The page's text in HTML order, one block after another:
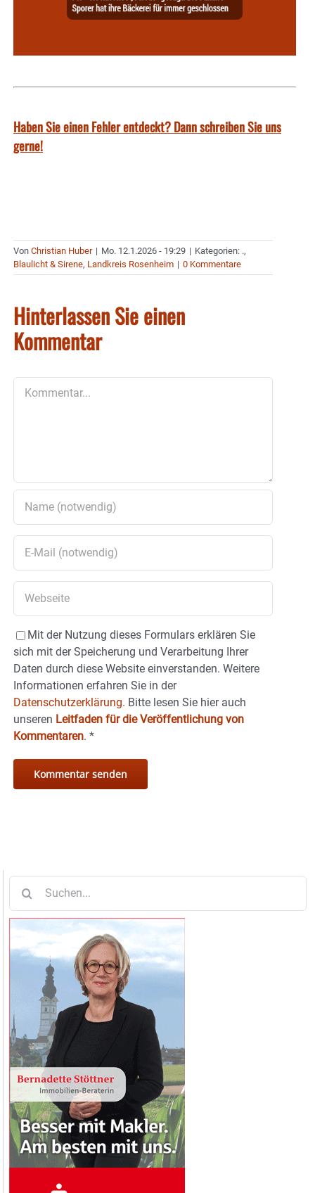
Haben Sie einen Fehler entdeckt? Dann schreiben Sie uns
gerne!
Von Christian Huber | Mo. 12.1.2026 - 19:29 | Kategorien: .,
Blaulicht & Sirene, Landkreis Rosenheim | 0 Kommentare
Hinterlassen Sie einen
Kommentar
Mit der Nutzung dieses Formulars erklären Sie
sich mit der Speicherung und Verarbeitung Ihrer
Daten durch diese Website einverstanden. Weitere
Informationen erfahren Sie in der
Datenschutzerklärung. Bitte lesen Sie hier auch
unseren Leitfaden für die Veröffentlichung von
Kommentaren. *
nach: